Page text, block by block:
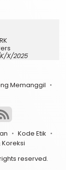
X/2025
Memanggil
Kode Etik
reserved.